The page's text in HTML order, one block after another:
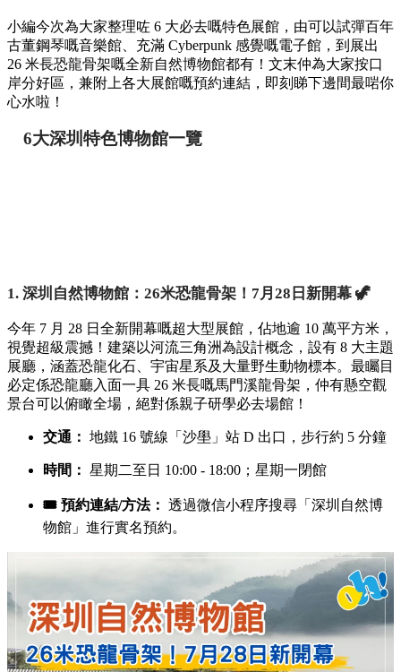
北上深圳玩唔好淨係行商場啦！深圳有好多極具特色嘅博物
去行下都非常之啱！
小編今次為大家整理咗 6 大必去嘅特色展館，由可以試彈百年
26 米長恐龍骨架嘅全新自然博物館都有！文末仲為大家按口
心水啦！